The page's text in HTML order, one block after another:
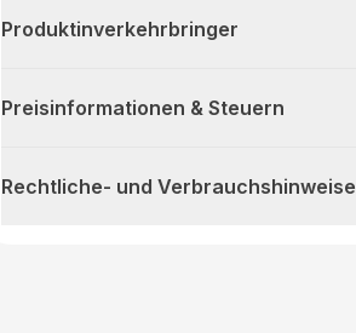
Produktinverkehrbringer
Preisinformationen & Steuern
Rechtliche- und Verbrauchshinweise